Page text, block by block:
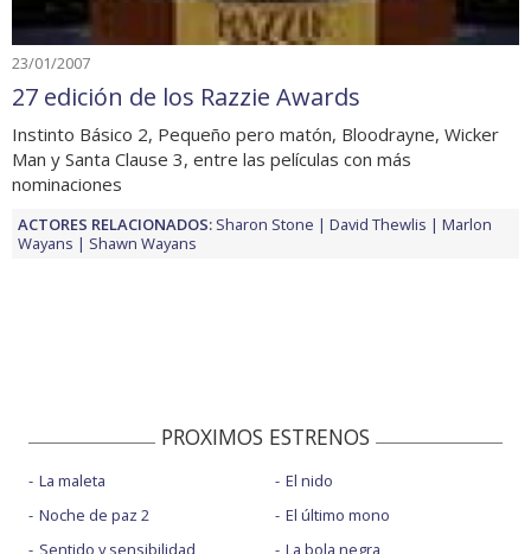
23/01/2007
27 edición de los Razzie Awards
Instinto Básico 2, Pequeño pero matón, Bloodrayne, Wicker
Man y Santa Clause 3, entre las películas con más
nominaciones
ACTORES RELACIONADOS: Sharon Stone David Thewlis
Marlon
Wayans
Shawn Wayans
PROXIMOS ESTRENOS
La maleta
Noche de paz 2
Sentido y sensibilidad
El nido
El último mono
La bola negra